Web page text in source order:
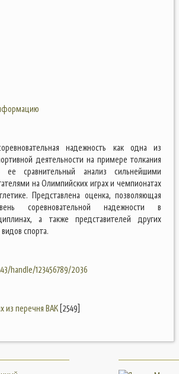
надежность как одна из
деятельности на примере толкания
ее сравнительный анализ сильнейшими
на Олимпийских играх и чемпионатах
Представлена оценка, позволяющая
соревновательной надежности в
а также представителей других
спорта.
handle/123456789/2036
из перечня ВАК [2549]